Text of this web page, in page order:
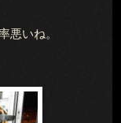
悪いね。